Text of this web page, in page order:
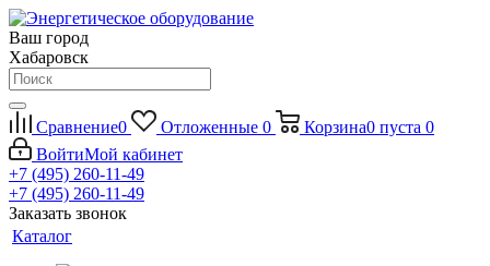
Ваш город
Хабаровск
Сравнение0 Отложенные 0 Корзина0 пуста 0
ВойтиМой кабинет
+7 (495) 260-11-49
+7 (495) 260-11-49
Заказать звонок
Каталог